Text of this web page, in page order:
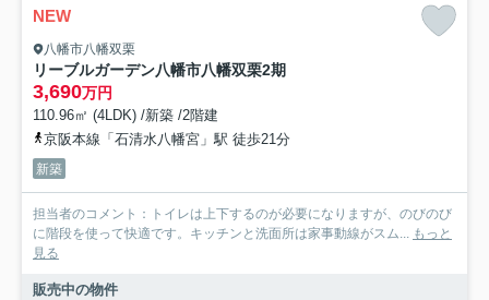
NEW
八幡市八幡双栗
リーブルガーデン八幡市八幡双栗2期
3,690万円
110.96㎡ (4LDK) /新築 /2階建
京阪本線「石清水八幡宮」駅 徒歩21分
新築
担当者のコメント：トイレは上下するのが必要になりますが、のびのび
に階段を使って快適です。キッチンと洗面所は家事動線がスム... もっと
見る
販売中の物件